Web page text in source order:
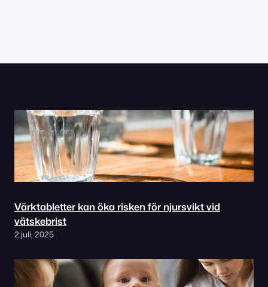
Värktabletter kan öka risken för njursvikt vid
vätskebrist
2 juli, 2025